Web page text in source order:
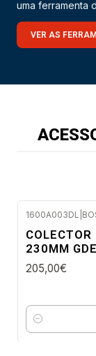
uma ferramenta
VER AS
1600A003DL
230MM
205,00€
Quantidade